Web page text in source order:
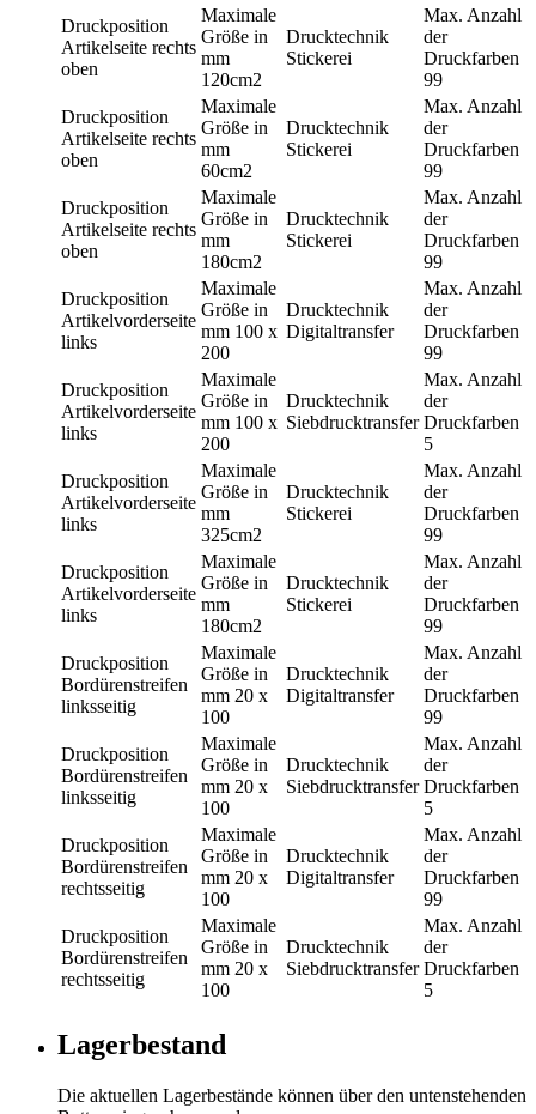
Druckposition
Artikelseite rechts
oben
Maximale
Größe in
mm
120cm2
Drucktechnik
Stickerei
Max. Anzahl
der
Druckfarben
99
Druckposition
Artikelseite rechts
oben
Maximale
Größe in
mm
60cm2
Drucktechnik
Stickerei
Max. Anzahl
der
Druckfarben
99
Druckposition
Artikelseite rechts
oben
Maximale
Größe in
mm
180cm2
Drucktechnik
Stickerei
Max. Anzahl
der
Druckfarben
99
Druckposition
Artikelvorderseite
links
Maximale
Größe in
mm 100 x
200
Drucktechnik
Digitaltransfer
Max. Anzahl
der
Druckfarben
99
Druckposition
Artikelvorderseite
links
Maximale
Größe in
mm 100 x
200
Drucktechnik
Siebdrucktransfer
Max. Anzahl
der
Druckfarben
5
Druckposition
Artikelvorderseite
links
Maximale
Größe in
mm
325cm2
Drucktechnik
Stickerei
Max. Anzahl
der
Druckfarben
99
Druckposition
Artikelvorderseite
links
Maximale
Größe in
mm
180cm2
Drucktechnik
Stickerei
Max. Anzahl
der
Druckfarben
99
Druckposition
Bordürenstreifen
linksseitig
Maximale
Größe in
mm 20 x
100
Drucktechnik
Digitaltransfer
Max. Anzahl
der
Druckfarben
99
Druckposition
Bordürenstreifen
linksseitig
Maximale
Größe in
mm 20 x
100
Drucktechnik
Siebdrucktransfer
Max. Anzahl
der
Druckfarben
5
Druckposition
Bordürenstreifen
rechtsseitig
Maximale
Größe in
mm 20 x
100
Drucktechnik
Digitaltransfer
Max. Anzahl
der
Druckfarben
99
Druckposition
Bordürenstreifen
rechtsseitig
Maximale
Größe in
mm 20 x
100
Drucktechnik
Siebdrucktransfer
Max. Anzahl
der
Druckfarben
5
Lagerbestand
Die aktuellen Lagerbestände können über den untenstehenden